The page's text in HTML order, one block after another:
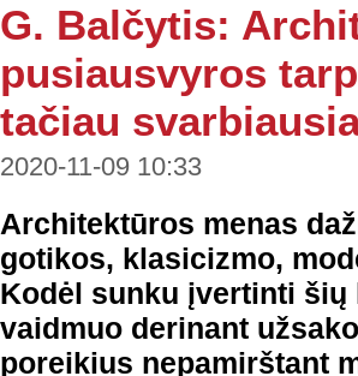
G. Balčytis:
pusiausvyros
tačiau
2020-11-09 10:33
Architektūros menas
gotikos, klasicizmo,
Kodėl sunku įvertinti
vaidmuo derinant
poreikius nepamirštant